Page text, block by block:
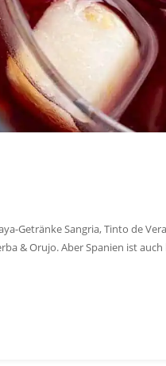
Getränke Sangria, Tinto de
& Orujo. Aber Spanien ist